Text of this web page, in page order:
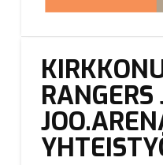
RANGERS